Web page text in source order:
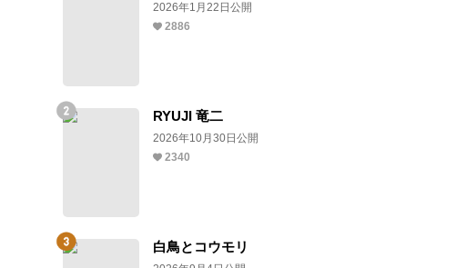
2026年1月22日公開
2886
RYUJI 竜二
2026年10月30日公開
2340
白鳥とコウモリ